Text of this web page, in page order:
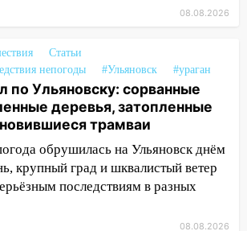
последствия мощного
продолжает крушить
рухнуло на дом на
Террасе мощным
дерево с корнем
08.08.2026
Статьи
непогоды #Ульяновск #ураган
по Ульяновску: сорванные
деревья, затопленные
трамваи
обрушилась на Ульяновск днём
крупный град и шквалистый ветер
последствиям в разных
08.08.2026